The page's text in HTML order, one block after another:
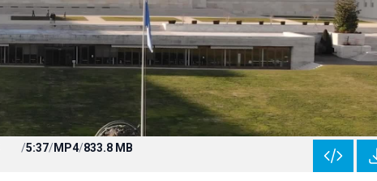
/5:37/MP4/833.8 MB